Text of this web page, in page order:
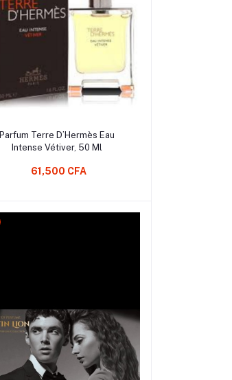
Ajouter au Panier
Parfum Terre D’Hermès Eau
Intense Vétiver, 50 Ml
61,500 CFA